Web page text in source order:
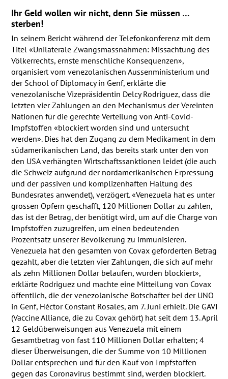
Ihr Geld wollen wir nicht, denn Sie müssen …
sterben!
In seinem Bericht während der Telefonkonferenz mit dem
Titel «Unilaterale Zwangsmassnahmen: Missachtung des
Völkerrechts, ernste menschliche Konsequenzen»,
organisiert vom venezolanischen Aussenministerium und
der School of Diplomacy in Genf, erklärte die
venezolanische Vizepräsidentin Delcy Rodriguez, dass die
letzten vier Zahlungen an den Mechanismus der Vereinten
Nationen für die gerechte Verteilung von Anti-Covid-
Impfstoffen «blockiert worden sind und untersucht
werden». Dies hat den Zugang zu dem Medikament in dem
südamerikanischen Land, das bereits stark unter den von
den USAverhängten Wirtschaftssanktionen leidet (die auch
die Schweiz aufgrund der nordamerikanischen Erpressung
und der passiven und komplizenhaften Haltung des
Bundesrates anwendet), verzögert. «Venezuela hat es unter
grossen Opfern geschafft, 120 Millionen Dollar zu zahlen,
das ist der Betrag, der benötigt wird, um auf die Charge von
Impfstoffen zuzugreifen, um einen bedeutenden
Prozentsatz unserer Bevölkerung zu immunisieren.
Venezuela hat den gesamten von Covax geforderten Betrag
gezahlt, aber die letzten vier Zahlungen, die sich auf mehr
als zehn Millionen Dollar belaufen, wurden blockiert»,
erklärte Rodriguez und machte eine Mitteilung von Covax
öffentlich, die der venezolanische Botschafter bei der UNO
in Genf, Héctor Constant Rosales, am 7. Juni erhielt. Die GAVI
(Vaccine Alliance, die zu Covax gehört) hat seit dem 13. April
12 Geldüberweisungen aus Venezuela mit einem
Gesamtbetrag von fast 110 Millionen Dollar erhalten; 4
dieser Überweisungen, die der Summe von 10 Millionen
Dollar entsprechen und für den Kauf von Impfstoffen
gegen das Coronavirus bestimmt sind, werden blockiert.